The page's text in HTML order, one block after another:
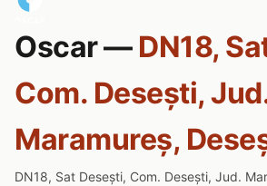
Oscar — DN18,
Com. Desești,
Maramureș,
DN18, Sat Desești, Com. Desești, Jud.